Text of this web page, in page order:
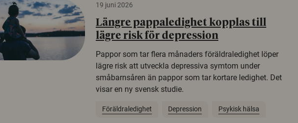
19 juni 2026
Längre pappaledighet kopplas till
lägre risk för depression
Pappor som tar flera månaders föräldraledighet löper
lägre risk att utveckla depressiva symtom under
småbarnsåren än pappor som tar kortare ledighet. Det
visar en ny svensk studie.
Föräldraledighet Depression Psykisk hälsa